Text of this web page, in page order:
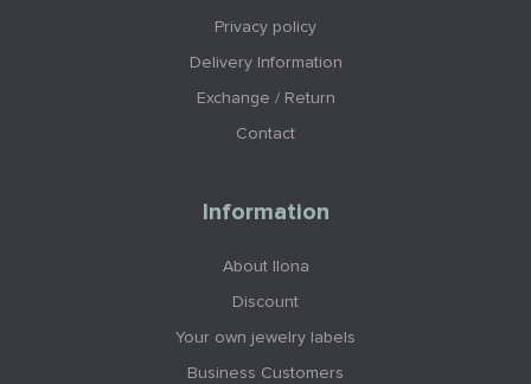
Privacy policy
Delivery Information
Exchange / Return
Contact
Information
About Ilona
Discount
Your own jewelry labels
Business Customers